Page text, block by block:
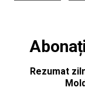
Rezumat